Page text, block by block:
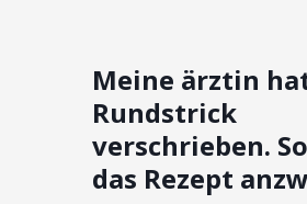
Meine ärztin
Rundstrick
verschrieben.
das Rezept